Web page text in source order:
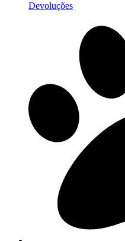
Devoluções